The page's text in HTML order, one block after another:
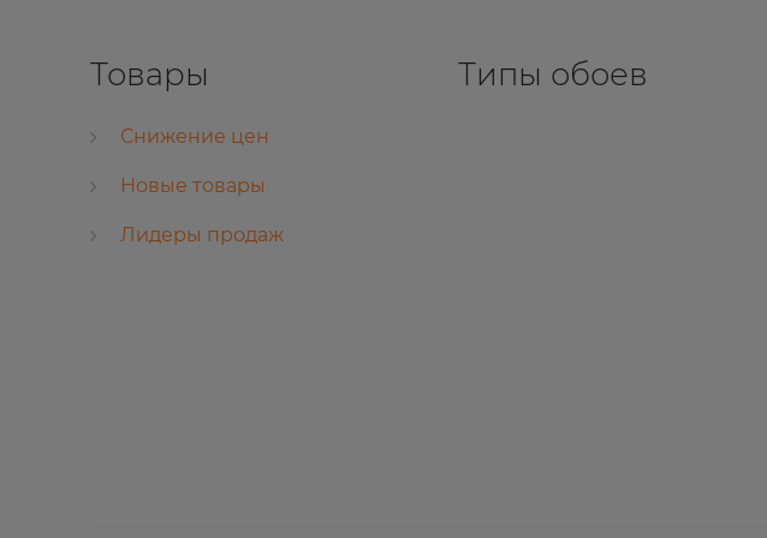
Товары
Снижение цен
Новые товары
Лидеры продаж
Типы обоев